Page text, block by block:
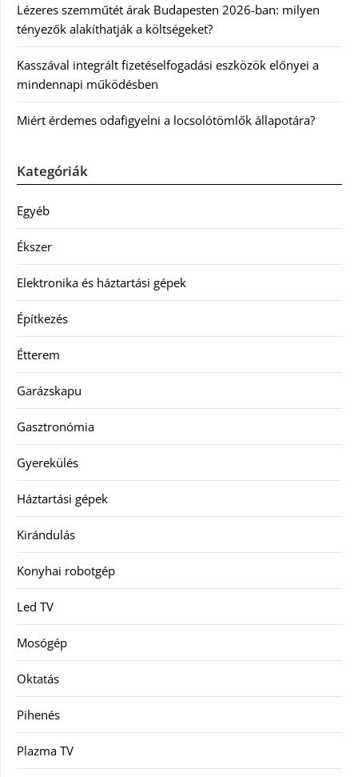
Lézeres szemműtét árak Budapesten 2026-ban: milyen
tényezők alakíthatják a költségeket?
Kasszával integrált fizetéselfogadási eszközök előnyei a
mindennapi működésben
Miért érdemes odafigyelni a locsolótömlők állapotára?
Kategóriák
Egyéb
Ékszer
Elektronika és háztartási gépek
Építkezés
Étterem
Garázskapu
Gasztronómia
Gyerekülés
Háztartási gépek
Kirándulás
Konyhai robotgép
Led TV
Mosógép
Oktatás
Pihenés
Plazma TV